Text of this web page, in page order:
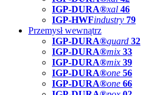
IGP-DURA®xal 46
IGP-HWFindustry 79
Przemysł wewnątrz
IGP-DURA®guard 32
IGP-DURA®mix 33
IGP-DURA®mix 39
IGP-DURA®one 56
IGP-DURA®one 66